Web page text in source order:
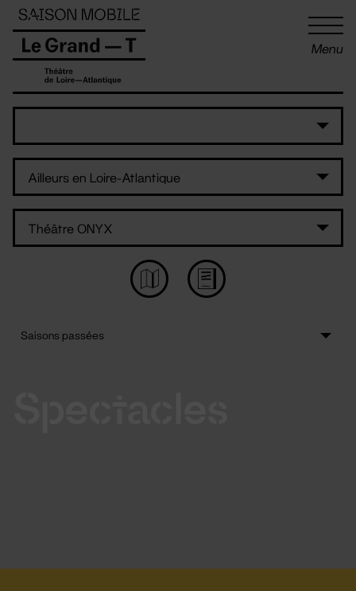
Menu
Panneau de gestion des cookies